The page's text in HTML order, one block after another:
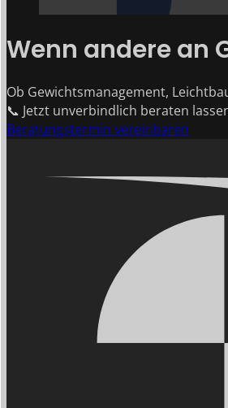
Wenn andere an
Ob Gewichtsmanagement,
📞 Jetzt unverbindlich beraten
Beratungstermin vereinbaren